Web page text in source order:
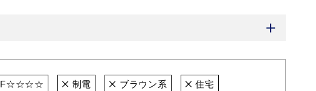
F☆☆☆☆ 制電 ブラウン系 住宅